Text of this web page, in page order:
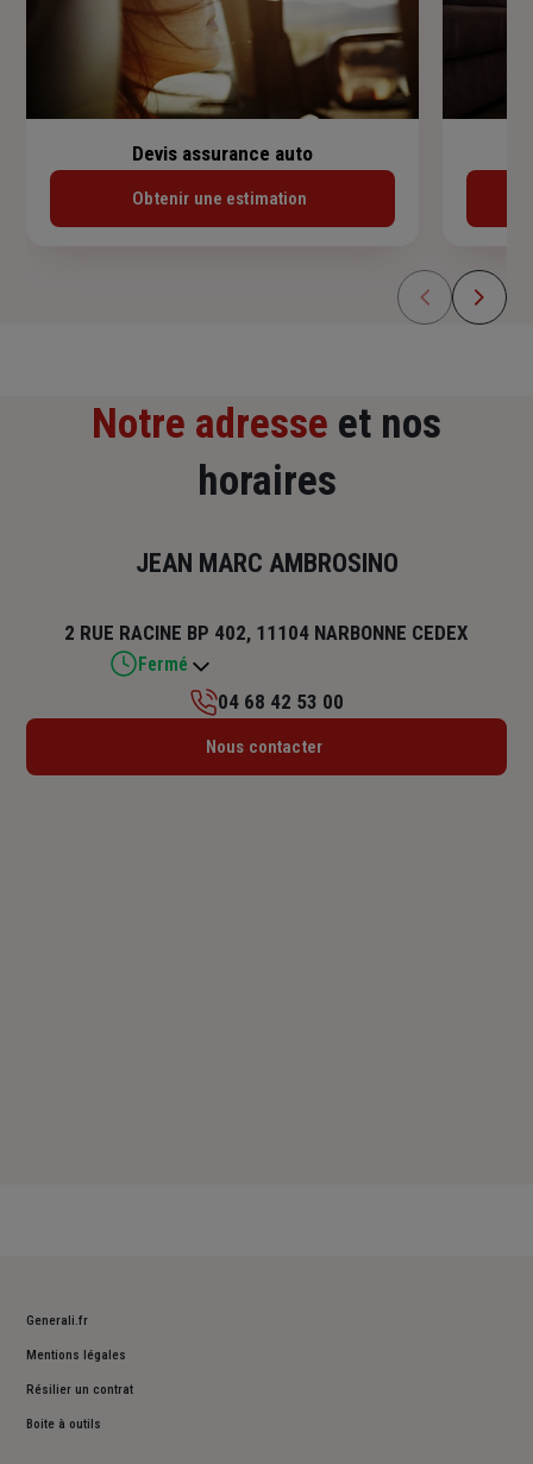
Devis assurance auto
Obtenir une estimation
Notre adresse et nos
horaires
JEAN MARC AMBROSINO
2 RUE RACINE BP 402, 11104 NARBONNE CEDEX
Fermé
Lundi : 09h – 12h30 / 13h30 – 18h
04 68 42 53 00
Nous contacter
Generali.fr
Mentions légales
Résilier un contrat
Boite à outils